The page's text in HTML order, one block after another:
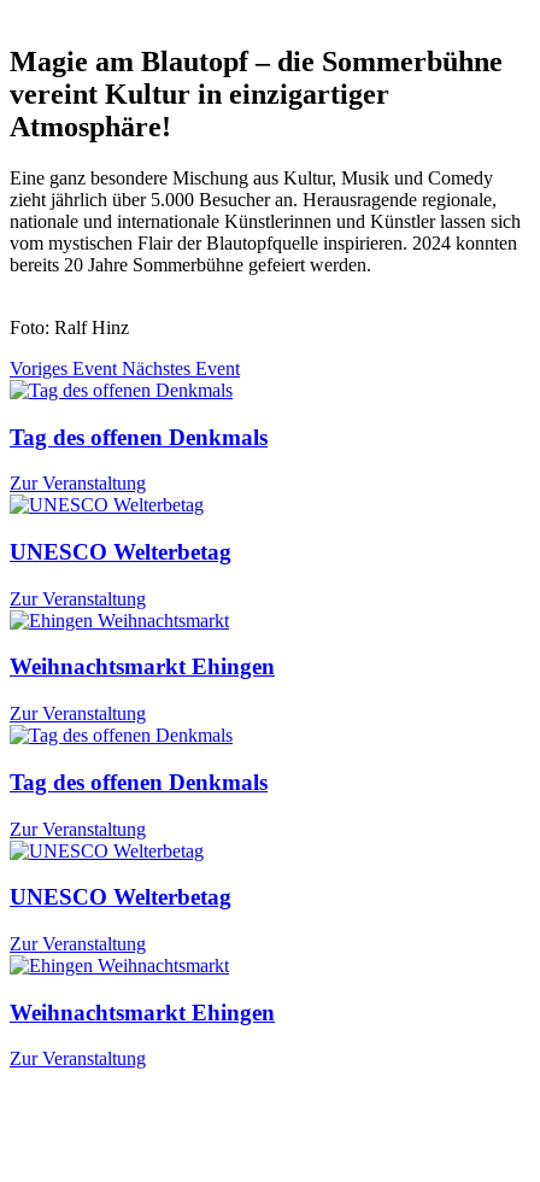
Magie am Blautopf – die Sommerbühne
vereint Kultur in einzigartiger
Atmosphäre!
Eine ganz besondere Mischung aus Kultur, Musik und Comedy
zieht jährlich über 5.000 Besucher an. Herausragende regionale,
nationale und internationale Künstlerinnen und Künstler lassen sich
vom mystischen Flair der Blautopfquelle inspirieren. 2024 konnten
bereits 20 Jahre Sommerbühne gefeiert werden.
Foto: Ralf Hinz
Voriges Event Nächstes Event
Tag des offenen Denkmals
Zur Veranstaltung
UNESCO Welterbetag
Zur Veranstaltung
Weihnachtsmarkt Ehingen
Zur Veranstaltung
Tag des offenen Denkmals
Zur Veranstaltung
UNESCO Welterbetag
Zur Veranstaltung
Weihnachtsmarkt Ehingen
Zur Veranstaltung